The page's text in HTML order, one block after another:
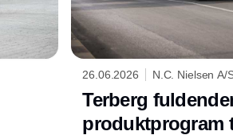
26.06.2026 N.C. Nielsen A/
Terberg
produktprogram til